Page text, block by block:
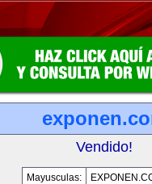
Vendido!
Mayusculas: